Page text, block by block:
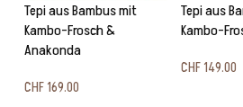
Tepi aus Bambus mit
Kambo-Frosch &
Anakonda
CHF169.00
Tepi aus
Kambo-
CHF149.00